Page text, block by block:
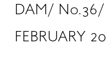
DAM/
FEBRUARY